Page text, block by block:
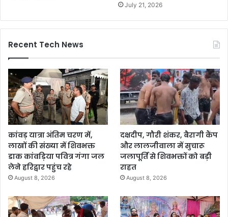
July 21, 2026
Recent Tech News
कांवड़ यात्रा अंतिम चरण में,
लाखों की संख्या में शिवभक्त
डाक कांवड़िया पवित्र गंगा जल
लेने हरिद्वार पहुंच रहे
August 8, 2026
दक्षदीप, गौरी शंकर, बैरागी कैंप
और लालजीवाला में सुचारू
जलापूर्ति से शिवभक्तों को बड़ी
राहत
August 8, 2026